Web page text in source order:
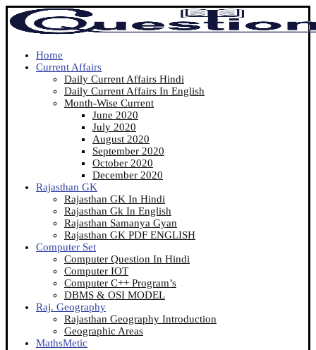
Home
Current Affairs
Daily Current Affairs Hindi
Daily Current Affairs In English
Month-Wise Current
June 2020
July 2020
August 2020
September 2020
October 2020
December 2020
Rajasthan GK
Rajasthan GK In Hindi
Rajasthan Gk In English
Rajasthan Samanya Gyan
Rajasthan GK PDF ENGLISH
Computer Set
Computer Question In Hindi
Computer IOT
Computer C++ Program’s
DBMS & OSI MODEL
Raj. Geography
Rajasthan Geography Introduction
Geographic Areas
MathsMetic